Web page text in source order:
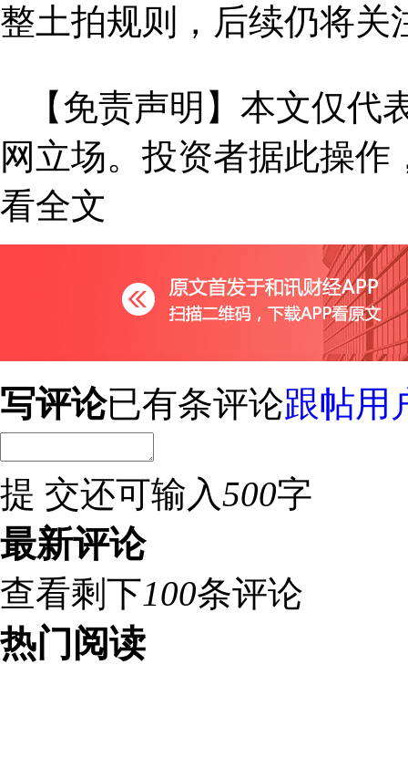
整土拍规则，后续仍将关
【免责声明】本文仅代
网立场。投资者据此操作
看全文
写评论已有条评论跟帖用
提 交还可输入500字
最新评论
查看剩下100条评论
热门阅读